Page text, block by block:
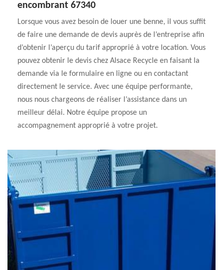
encombrant 67340
Lorsque vous avez besoin de louer une benne, il vous suffit
de faire une demande de devis auprès de l’entreprise afin
d’obtenir l’aperçu du tarif approprié à votre location. Vous
pouvez obtenir le devis chez Alsace Recycle en faisant la
demande via le formulaire en ligne ou en contactant
directement le service. Avec une équipe performante,
nous nous chargeons de réaliser l’assistance dans un
meilleur délai. Notre équipe propose un
accompagnement approprié à votre projet.